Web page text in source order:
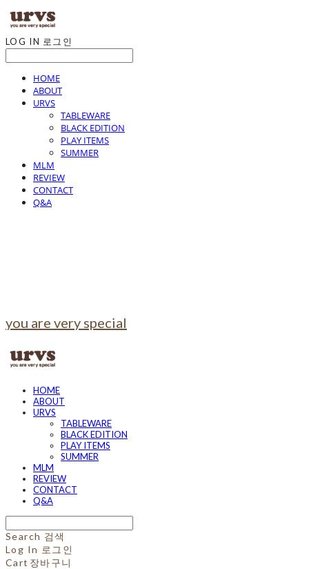
LOG IN 로그인
HOME
ABOUT
URVS
TABLEWARE
BLACK EDITION
PLAY ITEMS
SUMMER
MLM
REVIEW
CONTACT
Q&A
you are very special
HOME
ABOUT
URVS
TABLEWARE
BLACK EDITION
PLAY ITEMS
SUMMER
MLM
REVIEW
CONTACT
Q&A
Search 검색
Log In 로그인
Cart 장바구니